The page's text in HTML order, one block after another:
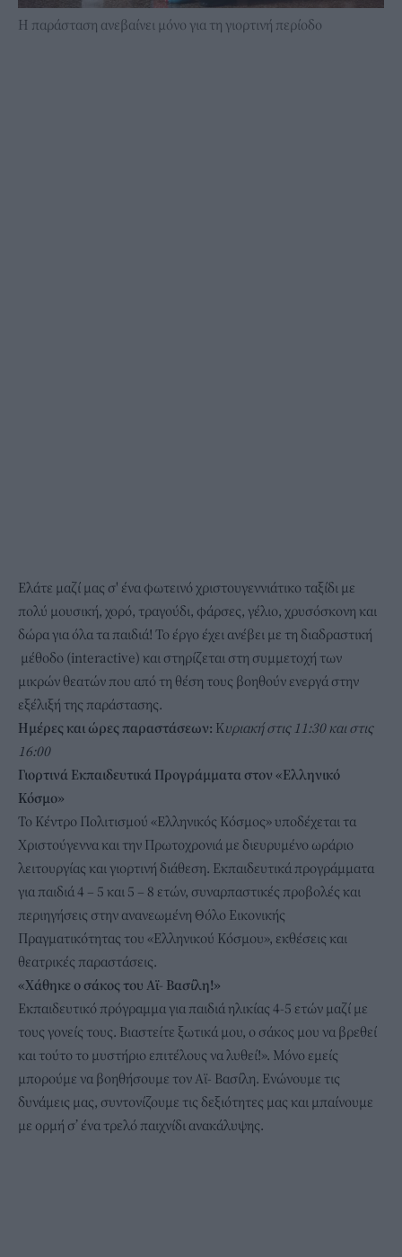
Η παράσταση ανεβαίνει μόνο για τη γιορτινή περίοδο
Ελάτε μαζί μας σ' ένα φωτεινό χριστουγεννιάτικο ταξίδι με
πολύ μουσική, χορό, τραγούδι, φάρσες, γέλιο, χρυσόσκονη και
δώρα για όλα τα παιδιά! Το έργο έχει ανέβει με τη διαδραστική
μέθοδο (interactive) και στηρίζεται στη συμμετοχή των
μικρών θεατών που από τη θέση τους βοηθούν ενεργά στην
εξέλιξή της παράστασης.
Ημέρες και ώρες παραστάσεων: Κυριακή στις 11:30 και στις
16:00
Γιορτινά Εκπαιδευτικά Προγράμματα στον «Ελληνικό
Κόσμο»
Το Κέντρο Πολιτισμού «Ελληνικός Κόσμος» υποδέχεται τα
Χριστούγεννα και την Πρωτοχρονιά με διευρυμένο ωράριο
λειτουργίας και γιορτινή διάθεση. Εκπαιδευτικά προγράμματα
για παιδιά 4 – 5 και 5 – 8 ετών, συναρπαστικές προβολές και
περιηγήσεις στην ανανεωμένη Θόλο Εικονικής
Πραγματικότητας του «Ελληνικού Κόσμου», εκθέσεις και
θεατρικές παραστάσεις.
«Xάθηκε ο σάκος του Αϊ- Βασίλη!»
Εκπαιδευτικό πρόγραμμα για παιδιά ηλικίας 4-5 ετών μαζί με
τους γονείς τους. Βιαστείτε ξωτικά μου, ο σάκος μου να βρεθεί
και τούτο το μυστήριο επιτέλους να λυθεί!». Μόνο εμείς
μπορούμε να βοηθήσουμε τον Αϊ- Βασίλη. Ενώνουμε τις
δυνάμεις μας, συντονίζουμε τις δεξιότητες μας και μπαίνουμε
με ορμή σ’ ένα τρελό παιχνίδι ανακάλυψης.